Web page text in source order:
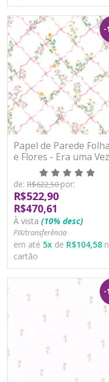
-
Papel de Parede
e Flores - Era uma
89693 - Vinílico
de: R$622,50por:
R$522,90
R$470,61
À vista (10% desc)
PIX/transferência
em até 5x de R$104,58
cartão
-